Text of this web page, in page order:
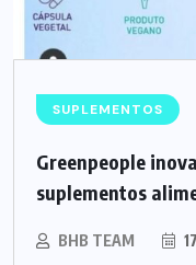
SUPLEMENTOS
Greenpeople
suplementos
BHB TEAM